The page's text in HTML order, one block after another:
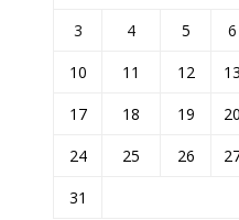
3
4 5 6
10
11 12 13
17
18 19 20
24
25 26
31